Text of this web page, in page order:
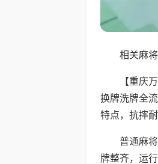
相关麻
【重庆
换牌洗牌全
特点，抗摔
普通麻
牌整齐，运